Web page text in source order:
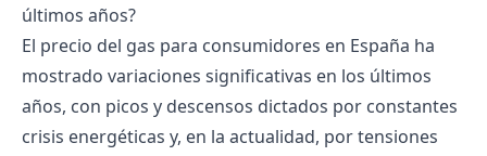
últimos años?
El precio del gas para consumidores en España ha
mostrado variaciones significativas en los últimos
años, con picos y descensos dictados por constantes
crisis energéticas y, en la actualidad, por tensiones